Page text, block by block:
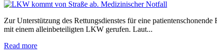
Zur Unterstützung des Rettungsdienstes für eine
mit einem alleinbeteiligten LKW gerufen. Laut...
Read more